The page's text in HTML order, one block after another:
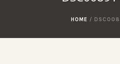
HOME /